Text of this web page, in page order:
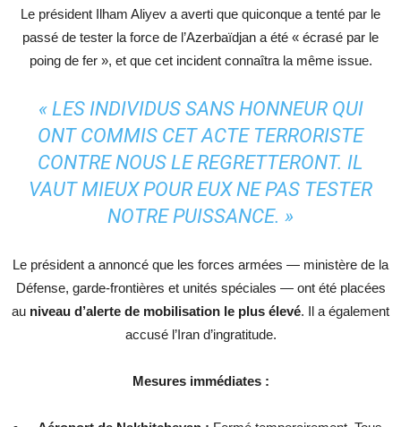
Le président Ilham Aliyev a averti que quiconque a tenté par le
passé de tester la force de l’Azerbaïdjan a été « écrasé par le
poing de fer », et que cet incident connaîtra la même issue.
« LES INDIVIDUS SANS HONNEUR QUI
ONT COMMIS CET ACTE TERRORISTE
CONTRE NOUS LE REGRETTERONT. IL
VAUT MIEUX POUR EUX NE PAS TESTER
NOTRE PUISSANCE. »
Le président a annoncé que les forces armées — ministère de la
Défense, garde-frontières et unités spéciales — ont été placées
au niveau d’alerte de mobilisation le plus élevé. Il a également
accusé l’Iran d’ingratitude.
Mesures immédiates :